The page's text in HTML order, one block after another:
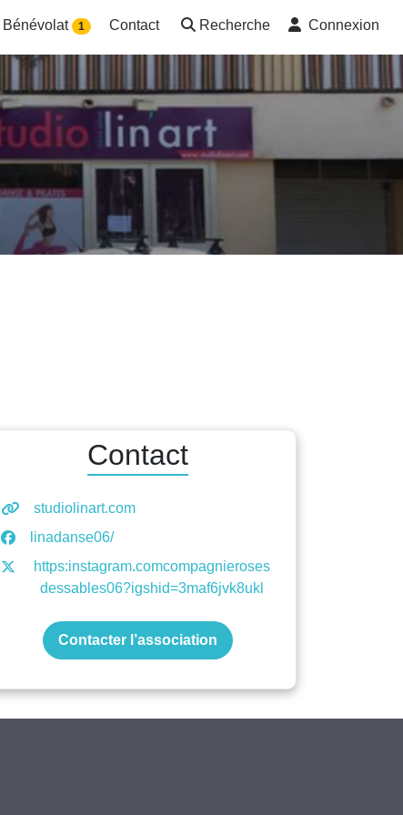
Bénévolat 1 Contact Recherche Connexion
Contact
studiolinart.com
linadanse06/
https:instagram.comcompagnieroses
dessables06?igshid=3maf6jvk8ukl
Contacter l’association